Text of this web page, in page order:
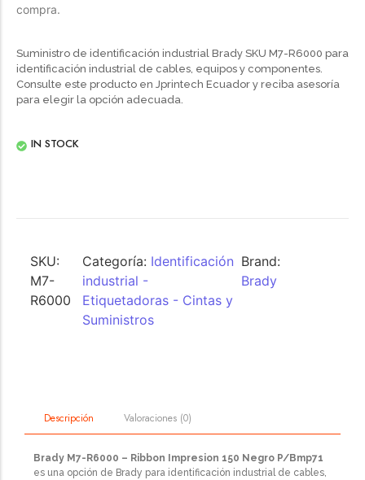
compra.
Suministro de identificación industrial Brady SKU M7-R6000 para
identificación industrial de cables, equipos y componentes.
Consulte este producto en Jprintech Ecuador y reciba asesoría
para elegir la opción adecuada.
IN STOCK
SKU:
M7-
R6000
Categoría: Identificación
industrial -
Etiquetadoras - Cintas y
Suministros
Brand:
Brady
Descripción Valoraciones (0)
Brady M7-R6000 – Ribbon Impresion 150 Negro P/Bmp71
es una opción de Brady para identificación industrial de cables,